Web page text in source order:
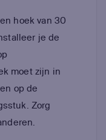
hoek van 30
je de
moet zijn in
op de
Zorg